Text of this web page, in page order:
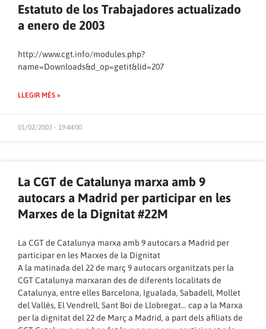
Estatuto de los Trabajadores actualizado
a enero de 2003
http://www.cgt.info/modules.php?
name=Downloads&d_op=getit&lid=207
LLEGIR MÉS »
01/02/2003 - 19:44:00
La CGT de Catalunya marxa amb 9
autocars a Madrid per participar en les
Marxes de la Dignitat #22M
La CGT de Catalunya marxa amb 9 autocars a Madrid per
participar en les Marxes de la Dignitat
A la matinada del 22 de març 9 autocars organitzats per la
CGT Catalunya marxaran des de diferents localitats de
Catalunya, entre elles Barcelona, Igualada, Sabadell, Mollet
del Vallès, El Vendrell, Sant Boi de Llobregat… cap a la Marxa
per la dignitat del 22 de Març a Madrid, a part dels afiliats de